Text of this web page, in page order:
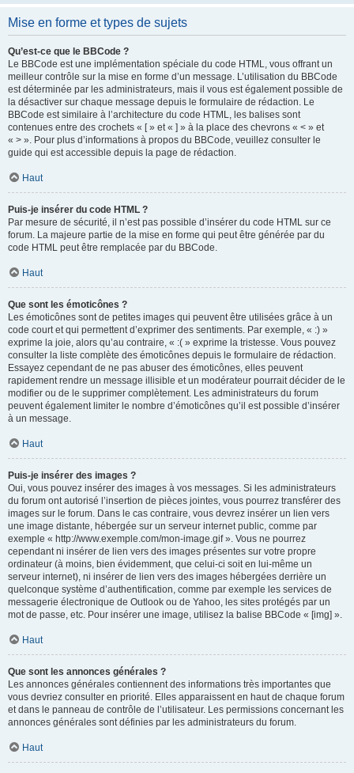
Mise en forme et types de sujets
Qu’est-ce que le BBCode ?
Le BBCode est une implémentation spéciale du code HTML, vous offrant un
meilleur contrôle sur la mise en forme d’un message. L’utilisation du BBCode
est déterminée par les administrateurs, mais il vous est également possible de
la désactiver sur chaque message depuis le formulaire de rédaction. Le
BBCode est similaire à l’architecture du code HTML, les balises sont
contenues entre des crochets « [ » et « ] » à la place des chevrons « < » et
« > ». Pour plus d’informations à propos du BBCode, veuillez consulter le
guide qui est accessible depuis la page de rédaction.
Haut
Puis-je insérer du code HTML ?
Par mesure de sécurité, il n’est pas possible d’insérer du code HTML sur ce
forum. La majeure partie de la mise en forme qui peut être générée par du
code HTML peut être remplacée par du BBCode.
Haut
Que sont les émoticônes ?
Les émoticônes sont de petites images qui peuvent être utilisées grâce à un
code court et qui permettent d’exprimer des sentiments. Par exemple, « :) »
exprime la joie, alors qu’au contraire, « :( » exprime la tristesse. Vous pouvez
consulter la liste complète des émoticônes depuis le formulaire de rédaction.
Essayez cependant de ne pas abuser des émoticônes, elles peuvent
rapidement rendre un message illisible et un modérateur pourrait décider de le
modifier ou de le supprimer complètement. Les administrateurs du forum
peuvent également limiter le nombre d’émoticônes qu’il est possible d’insérer
à un message.
Haut
Puis-je insérer des images ?
Oui, vous pouvez insérer des images à vos messages. Si les administrateurs
du forum ont autorisé l’insertion de pièces jointes, vous pourrez transférer des
images sur le forum. Dans le cas contraire, vous devrez insérer un lien vers
une image distante, hébergée sur un serveur internet public, comme par
exemple « http://www.exemple.com/mon-image.gif ». Vous ne pourrez
cependant ni insérer de lien vers des images présentes sur votre propre
ordinateur (à moins, bien évidemment, que celui-ci soit en lui-même un
serveur internet), ni insérer de lien vers des images hébergées derrière un
quelconque système d’authentification, comme par exemple les services de
messagerie électronique de Outlook ou de Yahoo, les sites protégés par un
mot de passe, etc. Pour insérer une image, utilisez la balise BBCode « [img] ».
Haut
Que sont les annonces générales ?
Les annonces générales contiennent des informations très importantes que
vous devriez consulter en priorité. Elles apparaissent en haut de chaque forum
et dans le panneau de contrôle de l’utilisateur. Les permissions concernant les
annonces générales sont définies par les administrateurs du forum.
Haut